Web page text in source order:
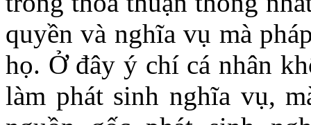
quyền và nghĩa vụ mà
họ. Ở đây ý chí cá nhân
làm phát sinh nghĩa vụ,